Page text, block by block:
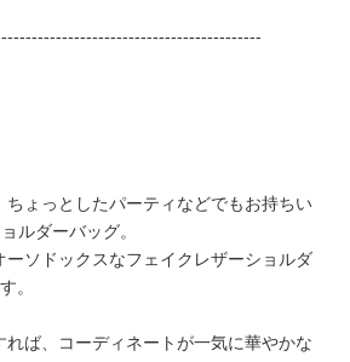
ちょっとしたパーティなどでもお持ちい
ルダーバッグ。
ーソドックスなフェイクレザーショルダ
。
れば、コーディネートが一気に華やかな